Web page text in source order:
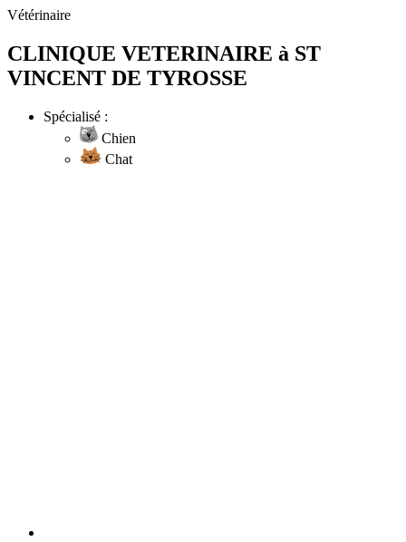
Vétérinaire
CLINIQUE VETERINAIRE à ST
VINCENT DE TYROSSE
Spécialisé :
Chien
Chat